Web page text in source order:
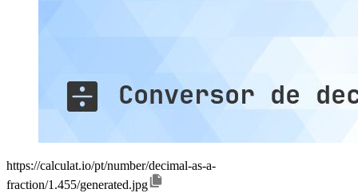
https://calculat.io/pt/number/decimal-as-a-
fraction/1.455/generated.jpg